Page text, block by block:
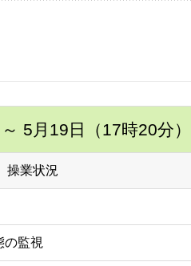
～ 5月19日（17時20分）
操業状況
の監視